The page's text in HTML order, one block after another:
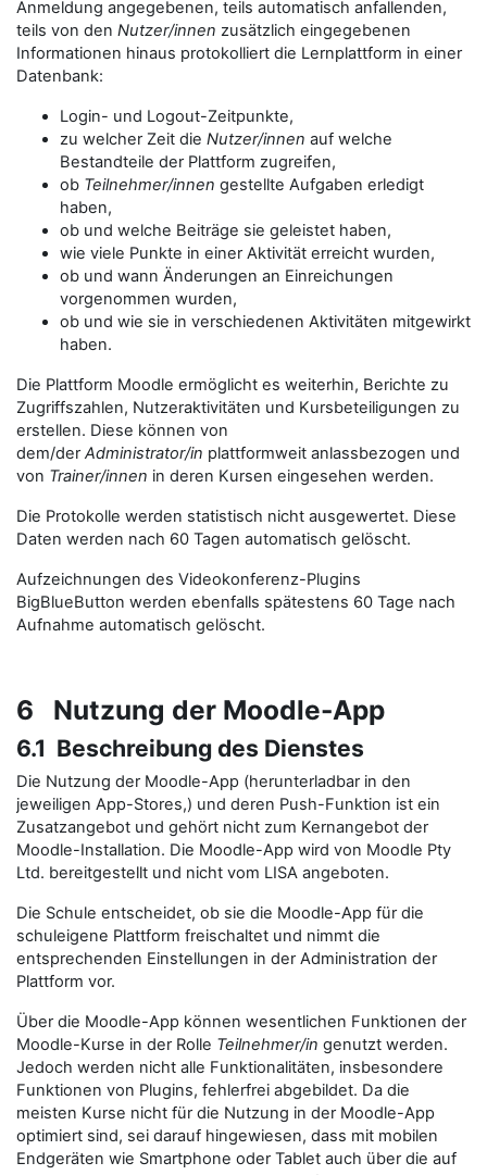
Anmeldung angegebenen, teils automatisch anfallenden,
teils von den Nutzer/innen zusätzlich eingegebenen
Informationen hinaus protokolliert die Lernplattform in einer
Datenbank:
Login- und Logout-Zeitpunkte,
zu welcher Zeit die Nutzer/innen auf welche
Bestandteile der Plattform zugreifen,
ob Teilnehmer/innen gestellte Aufgaben erledigt
haben,
ob und welche Beiträge sie geleistet haben,
wie viele Punkte in einer Aktivität erreicht wurden,
ob und wann Änderungen an Einreichungen
vorgenommen wurden,
ob und wie sie in verschiedenen Aktivitäten mitgewirkt
haben.
Die Plattform Moodle ermöglicht es weiterhin, Berichte zu
Zugriffszahlen, Nutzeraktivitäten und Kursbeteiligungen zu
erstellen. Diese können von
dem/derAdministrator/in plattformweit anlassbezogen und
von Trainer/innen in deren Kursen eingesehen werden.
Die Protokolle werden statistisch nicht ausgewertet. Diese
Daten werden nach 60 Tagen automatisch gelöscht.
Aufzeichnungen des Videokonferenz-Plugins
BigBlueButton werden ebenfalls spätestens 60 Tage nach
Aufnahme automatisch gelöscht.
6 Nutzung der Moodle-App
6.1 Beschreibung des Dienstes
Die Nutzung der Moodle-App (herunterladbar in den
jeweiligen App-Stores,) und deren Push-Funktion ist ein
Zusatzangebot und gehört nicht zum Kernangebot der
Moodle-Installation. Die Moodle-App wird von Moodle Pty
Ltd. bereitgestellt und nicht vom LISA angeboten.
Die Schule entscheidet, ob sie die Moodle-App für die
schuleigene Plattform freischaltet und nimmt die
entsprechenden Einstellungen in der Administration der
Plattform vor.
Über die Moodle-App können wesentlichen Funktionen der
Moodle-Kurse in der Rolle Teilnehmer/in genutzt werden.
Jedoch werden nicht alle Funktionalitäten, insbesondere
Funktionen von Plugins, fehlerfrei abgebildet. Da die
meisten Kurse nicht für die Nutzung in der Moodle-App
optimiert sind, sei darauf hingewiesen, dass mit mobilen
Endgeräten wie Smartphone oder Tablet auch über die auf